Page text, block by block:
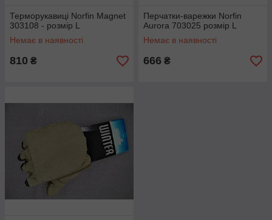
Терморукавиці Norfin Magnet
303108 - розмір L
Немає в наявності
810 ₴
Перчатки-варежки Norfin
Aurora 703025 розмір L
Немає в наявності
666 ₴